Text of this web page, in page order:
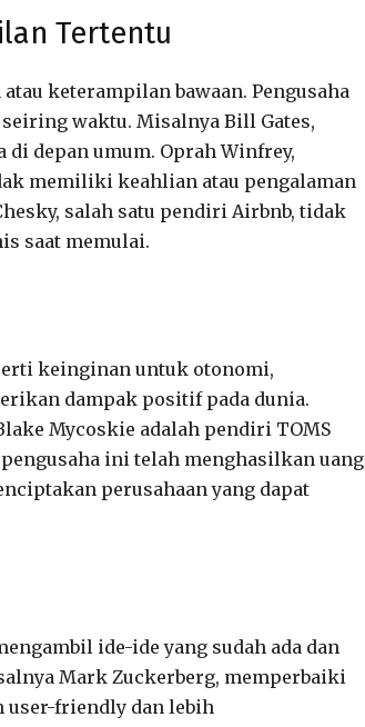
Tertentu
keterampilan bawaan. Pengusaha
waktu. Misalnya Bill Gates,
depan umum. Oprah Winfrey,
memiliki keahlian atau pengalaman
salah satu pendiri Airbnb, tidak
saat memulai.
keinginan untuk otonomi,
dampak positif pada dunia.
Mycoskie adalah pendiri TOMS
pengusaha ini telah menghasilkan uang
perusahaan yang dapat
ide-ide yang sudah ada dan
Mark Zuckerberg, memperbaiki
user-friendly dan lebih